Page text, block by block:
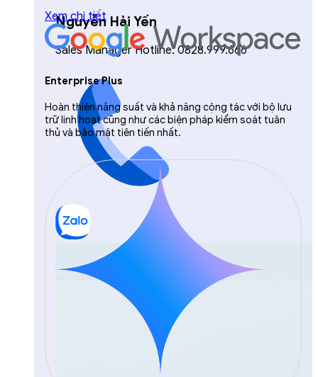
Nguyễn Hải Yến
Sales Manager Hotline: 0828.999.666
Xem chi tiết
Enterprise Plus
Hoàn thiện năng suất và khả năng cộng tác với bộ lưu
trữ linh hoạt cũng như các biện pháp kiểm soát tuân
thủ và bảo mật tiên tiến nhất.